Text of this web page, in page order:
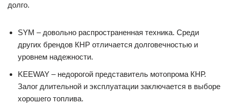
долго.
SYM – довольно распространенная техника. Среди
других брендов КНР отличается долговечностью и
уровнем надежности.
KEEWAY – недорогой представитель мотопрома КНР.
Залог длительной и эксплуатации заключается в выборе
хорошего топлива.